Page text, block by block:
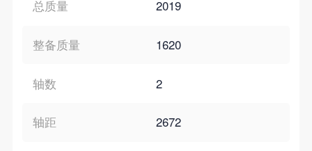
总质量 2019
整备质量 1620
轴数 2
轴距 2672